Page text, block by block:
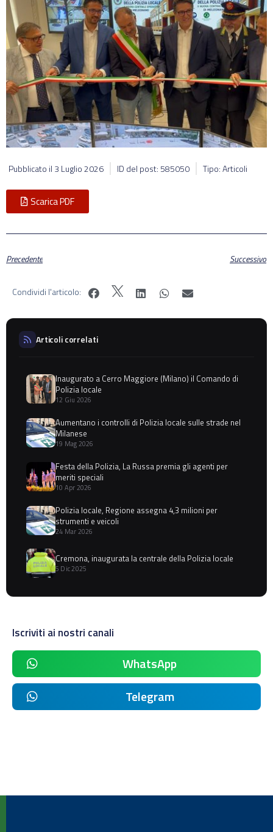
Pubblicato il 3 Luglio 2026 ID del post: 585050 Tipo: Articoli
Scarica PDF
Precedente Successivo
Condividi l'articolo:
Articoli correlati
Inaugurato a Cerro Maggiore (Milano) il Comando di
Polizia locale
12 Giu 2026
Aumentano i controlli di Polizia locale sulle strade nel
Milanese
19 Mag 2026
Festa della Polizia, La Russa premia gli agenti per
meriti speciali
10 Apr 2026
Polizia locale, Regione assegna 4,3 milioni per
strumenti e veicoli
24 Mar 2026
Cremona, inaugurata la centrale della Polizia locale
5 Dic 2025
Iscriviti ai nostri canali
WhatsApp
Telegram